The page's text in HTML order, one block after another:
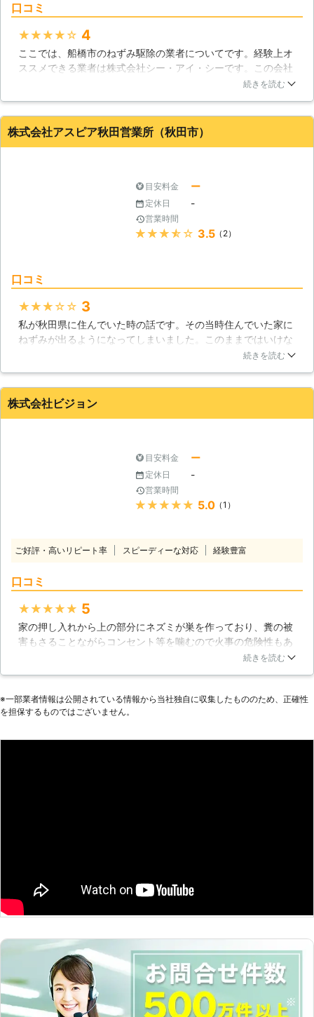
の自信があります。 その理由として
です。 ・大手の下請けで10年以上の
現場実績を積んだベテランが対応。
・最長5年保証！保証期間内に再発し
た場合は無料で駆除いたします。 ・
平日休日問わず、困った際はいつでも
ご利用いただける利便性。 ・最短1日
での駆除が可能な解決スピード。 ・
の相談もOK！もちろん調査費はな
し。 お客様が安心してご依頼いただ
けるよう打ち合わせでは、現地調査で
確認したネズミがどこから侵入してき
ません。 お客様の納得いただけるお
見積もりをお約束しますので、ご安心
うなネズミがいる確信はないが、不安
なので現地調査だけをお願いしたい、
といった方もお任せください。 天井
裏や床下などのネズミが巣を作りやす
持ちの良いサービスを心掛けておりま
ら、弊社「害獣プロテクト」にお任せ
ます。
口コミ
★★★★★ 4
ここでは、船橋市のねずみ駆除の業者についてです。経験上オ
ススメできる業者は株式会社シー・アイ・シーです。この会社
は豊富な経験を持っているため、いろんな状況に対応してもら
ねずみ駆除の方法が違ったためです。
秋田県 秋田市 2018年10月11日
続きを読む
株式会社アスピア秋田営業所（秋田市）
目安料金 ー
定休日 -
営業時間
★★★★★ 3.5（2）
口コミ
★★★★★ 3
私が秋田県に住んでいた時の話です。その当時住んでいた家に
ねずみが出るようになってしまいました。このままではいけな
いという事で、業者さんにお願いしてきてもらうことにしまし
た。おかげで無事に駆除してもらえました。
秋田県 秋田市 2016年11月22日
続きを読む
株式会社ビジョン
目安料金 ー
定休日 -
営業時間
★★★★★ 5.0（1）
ご好評・高いリピート率 スピーディーな対応 経験豊富
口コミ
★★★★★ 5
家の押し入れから上の部分にネズミが巣を作っており、糞の被
害もさることながらコンセント等を噛むので火事の危険性もあ
るので慌てて専門業者に駆除を依頼することにしました。ネッ
段取りも良く半日以上かかると思っていた駆除の時間もかなり
短く済みました。料金も相場よりも少し安いのではないかと思
続きを読む
※⼀部業者情報は公開されている情報から当社独⾃に収集したもののため、正確性
を担保するものではございません。